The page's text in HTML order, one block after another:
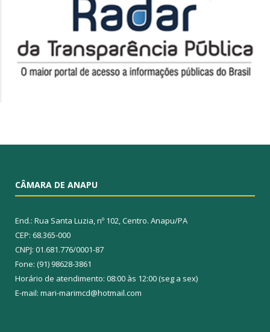
CÂMARA DE ANAPU
End.: Rua Santa Luzia, nº 102, Centro. Anapu/PA
CEP: 68.365-000
CNPJ: 01.681.776/0001-87
Fone: (91) 98628-3861
Horário de atendimento: 08:00 às 12:00 (seg a sex)
E-mail: mari-marimcd@hotmail.com